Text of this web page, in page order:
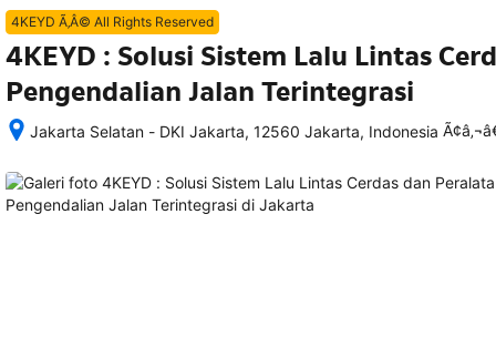
4KEYD Ã‚Â© All Rights Reserved
4KEYD : Solusi Sistem Lalu Lintas
Pengendalian Jalan Terintegrasi
Jakarta Selatan - DKI Jakarta, 12560 Jakarta, Indonesia
memesan,
semua
rincian